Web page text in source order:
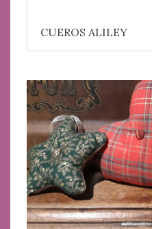
CUEROS ALILEY